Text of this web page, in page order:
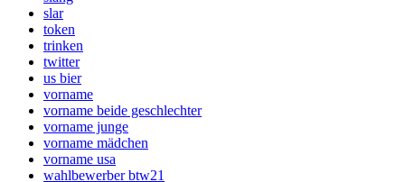
slar
token
trinken
twitter
us bier
vorname
vorname beide geschlechter
vorname junge
vorname mädchen
vorname usa
wahlbewerber btw21